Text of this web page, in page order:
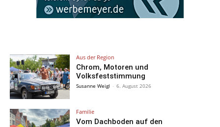
Aus der Region
Chrom, Motoren und
Volksfeststimmung
Susanne Weigl - 6. August 2026
Familie
Vom Dachboden auf den